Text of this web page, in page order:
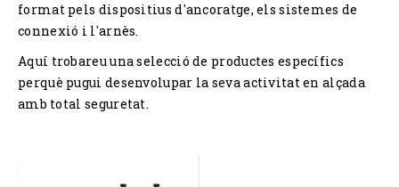
format pels dispositius d'ancoratge, els sistemes de
connexió i l'arnès.
Aquí trobareu una selecció de productes específics
perquè pugui desenvolupar la seva activitat en alçada
amb total seguretat.